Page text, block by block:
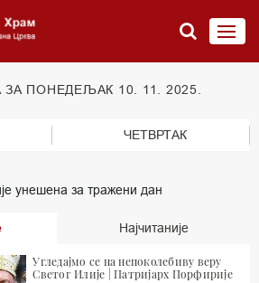
ПОНЕДЕЉАК 10. 11. 2025.
ЧЕТВРТАК
унешена за тражени дан
Најчитаније
Угледајмо се на непоколебиву веру
Светог Илије | Патријарх Порфирије